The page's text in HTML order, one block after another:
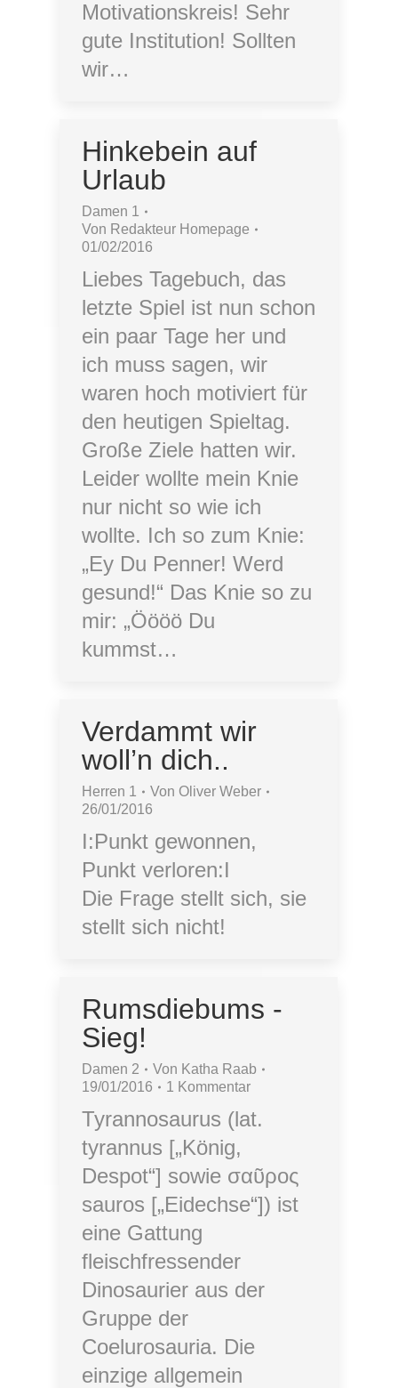
Motivationskreis! Sehr
gute Institution! Sollten
wir…
Hinkebein auf
Urlaub
Damen 1
Von Redakteur Homepage
01/02/2016
Liebes Tagebuch, das
letzte Spiel ist nun schon
ein paar Tage her und
ich muss sagen, wir
waren hoch motiviert für
den heutigen Spieltag.
Große Ziele hatten wir.
Leider wollte mein Knie
nur nicht so wie ich
wollte. Ich so zum Knie:
„Ey Du Penner! Werd
gesund!“ Das Knie so zu
mir: „Öööö Du
kummst…
Verdammt wir
woll’n dich..
Herren 1 Von Oliver Weber
26/01/2016
I:Punkt gewonnen,
Punkt verloren:I
Die Frage stellt sich, sie
stellt sich nicht!
Rumsdiebums -
Sieg!
Damen 2 Von Katha Raab
19/01/2016
1 Kommentar
Tyrannosaurus (lat.
tyrannus [„König,
Despot“] sowie σαῦρος
sauros [„Eidechse“]) ist
eine Gattung
fleischfressender
Dinosaurier aus der
Gruppe der
Coelurosauria. Die
einzige allgemein